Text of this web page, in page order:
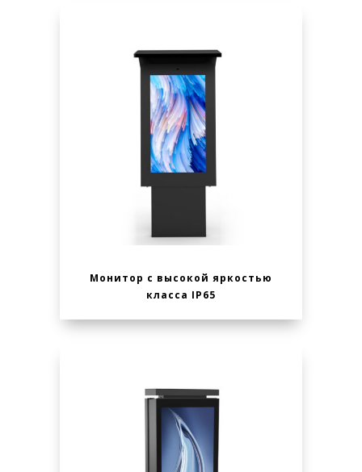
Монитор с высокой яркостью
класса IP65